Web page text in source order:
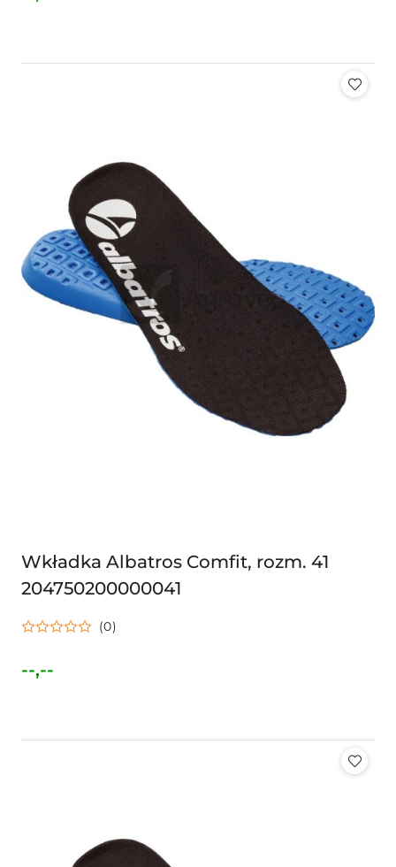
Cena:
Wkładka Albatros Comfit, rozm. 41
204750200000041
(0)
Cena:
--,--